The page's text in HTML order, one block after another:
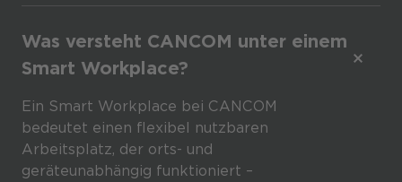
Was versteht CANCOM unter einem
Smart Workplace?
Ein Smart Workplace bei CANCOM
bedeutet einen flexibel nutzbaren
Arbeitsplatz, der orts- und
geräteunabhängig funktioniert –